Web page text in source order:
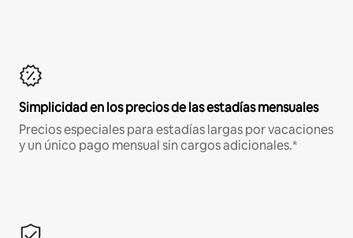
Simplicidad en los precios de las estadías mensuales
Precios especiales para estadías largas por vacaciones
y un único pago mensual sin cargos adicionales.*